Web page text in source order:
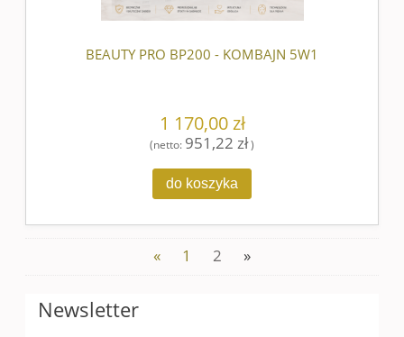
BEAUTY PRO BP200 - KOMBAJN 5W1
1 170,00 zł
(netto: 951,22 zł)
do koszyka
« 1 2 »
Newsletter